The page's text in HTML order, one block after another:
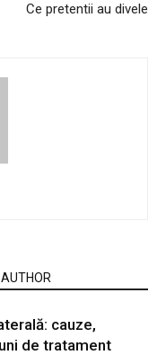
Ce pretentii au divele
cauze,
de tratament